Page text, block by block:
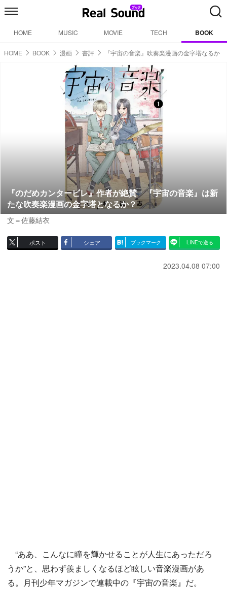
HOME MUSIC MOVIE TECH BOOK
HOME BOOK 漫画 書評 『宇宙の音楽』吹奏楽漫画の金字塔なるか
『のだめカンタービレ』作者が絶賛 『宇宙の音楽』は新
たな吹奏楽漫画の金字塔となるか？
文＝佐藤結衣
ポスト シェア ブックマーク LINEで送る
2023.04.08 07:00
“ああ、こんなに瞳を輝かせることが人生にあっただろ
うか”と、思わず羨ましくなるほど眩しい音楽漫画があ
る。月刊少年マガジンで連載中の『宇宙の音楽』だ。